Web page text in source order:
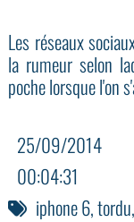
Les réseaux
la rumeur selon
poche lorsque l'on
25/09/2014
00:04:31
iphone 6,tordu